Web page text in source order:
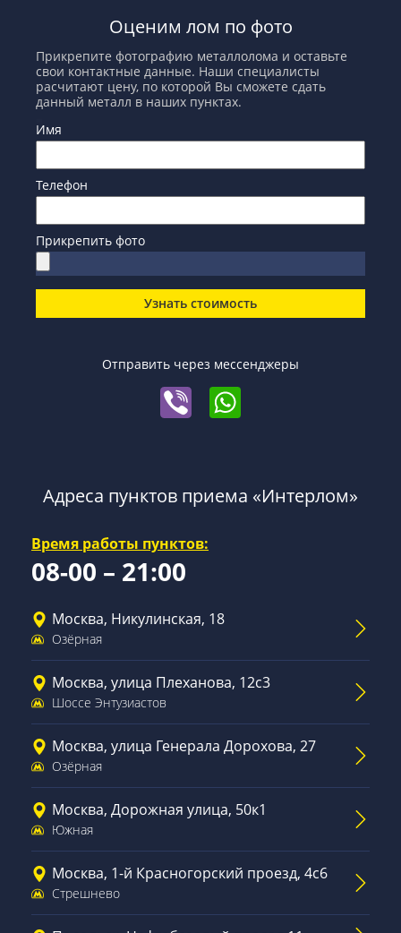
Оценим лом по фото
Прикрепите фотографию металлолома и оставьте
свои контактные данные. Наши специалисты
расчитают цену, по которой Вы сможете сдать
данный металл в наших пунктах.
Имя
Телефон
Прикрепить фото
Узнать стоимость
Отправить через мессенджеры
Адреса пунктов приема «Интерлом»
Время работы пунктов:
08-00 – 21:00
Москва, Никулинская, 18
Озёрная
Москва, улица Плеханова, 12с3
Шоссе Энтузиастов
Москва, улица Генерала Дорохова, 27
Озёрная
Москва, Дорожная улица, 50к1
Южная
Москва, 1-й Красногорский проезд, 4с6
Стрешнево